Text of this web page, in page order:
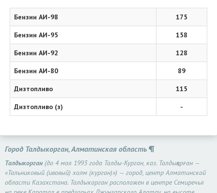
Бензин АИ-98 175
Бензин АИ-95 158
Бензин АИ-92 128
Бензин АИ-80 89
Дизтопливо 115
Дизтопливо (з) -
Город Талдыкорган, Алматинская область
Талдыкорган(до 4 мая 1993 года Талды-Курган, каз. Талдықорған —
«Тальниковый (ивовый) холм (курган)») — город, центр Алматинской
области Казахстана. Талдыкорган расположен в центре Семиречья